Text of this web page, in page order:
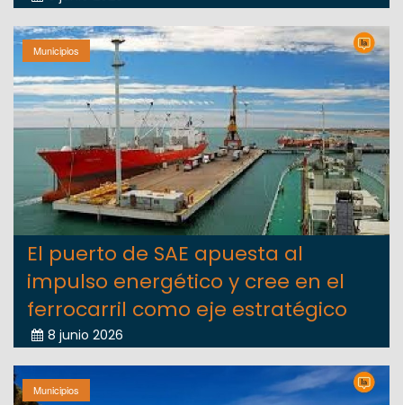
Municipios
El puerto de SAE apuesta al
impulso energético y cree en el
ferrocarril como eje estratégico
8 junio 2026
Municipios